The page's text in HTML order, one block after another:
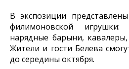
В экспозиции
филимоновской
нарядные барыни,
Жители и гости Белева
до середины октября.